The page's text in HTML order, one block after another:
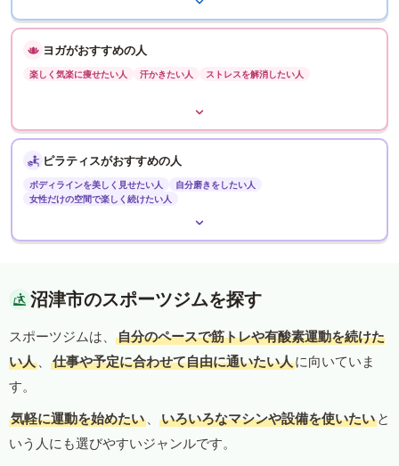
ヨガがおすすめの人
楽しく気楽に痩せたい人 汗かきたい人 ストレスを解消したい人
ピラティスがおすすめの人
ボディラインを美しく見せたい人
自分磨きをしたい人
女性だけの空間で楽しく続けたい人
沼津市のスポーツジムを探す
スポーツジムは、
自分のペースで筋トレや有酸素運動を続けた
い人 、 仕事や予定に合わせて自由に通いたい人に向いていま
す。
気軽に運動を始めたい 、 いろいろなマシンや設備を使いたい と
いう人にも選びやすいジャンルです。